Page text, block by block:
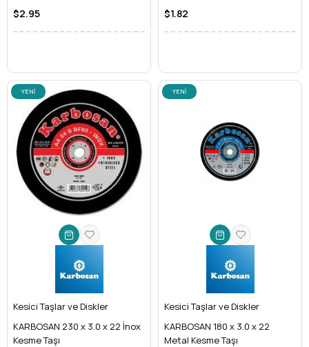
$2.95 $1.82
Kesici Taşlar ve Diskler
KARBOSAN 230 x 3.0 x 22 İnox
Kesme Taşı
YENI
ÜRÜN
Kesici Taşlar ve Diskler
KARBOSAN 180 x 3.0 x 22
Metal Kesme Taşı
YENI